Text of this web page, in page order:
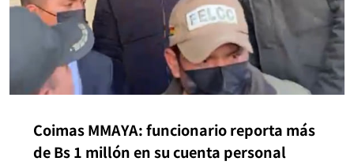
Coimas MMAYA: funcionario reporta más
de Bs 1 millón en su cuenta personal